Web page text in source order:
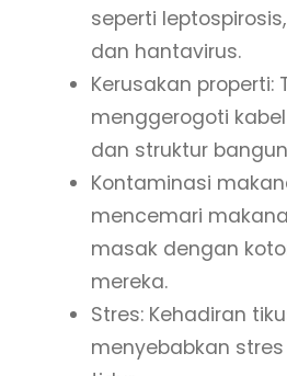
seperti
dan hantavirus.
Kerusakan properti:
menggerogoti
dan struktur
Kontaminasi
mencemari
masak dengan
mereka.
Stres: Kehadiran
menyebabkan